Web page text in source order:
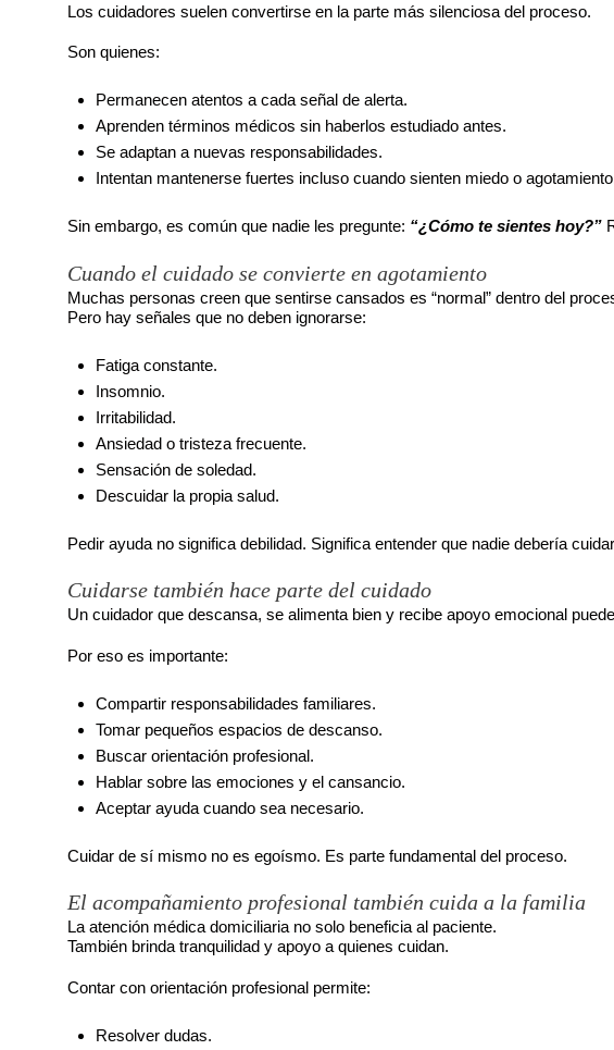
Los cuidadores suelen convertirse en la parte más silenciosa del proceso.
Son quienes:
Permanecen atentos a cada señal de alerta.
Aprenden términos médicos sin haberlos estudiado antes.
Se adaptan a nuevas responsabilidades.
Intentan mantenerse fuertes incluso cuando sienten miedo o
Sin embargo, es común que nadie les pregunte: “¿Cómo te sientes hoy?”
Cuando el cuidado se convierte en agotamiento
Muchas personas creen que sentirse cansados es “normal” dentro del
Pero hay señales que no deben ignorarse:
Fatiga constante.
Insomnio.
Irritabilidad.
Ansiedad o tristeza frecuente.
Sensación de soledad.
Descuidar la propia salud.
Pedir ayuda no significa debilidad. Significa entender que nadie debería
Cuidarse también hace parte del cuidado
Un cuidador que descansa, se alimenta bien y recibe apoyo emocional
Por eso es importante:
Compartir responsabilidades familiares.
Tomar pequeños espacios de descanso.
Buscar orientación profesional.
Hablar sobre las emociones y el cansancio.
Aceptar ayuda cuando sea necesario.
Cuidar de sí mismo no es egoísmo. Es parte fundamental del proceso.
El acompañamiento profesional también cuida a la familia
La atención médica domiciliaria no solo beneficia al paciente.
También brinda tranquilidad y apoyo a quienes cuidan.
Contar con orientación profesional permite:
Resolver dudas.